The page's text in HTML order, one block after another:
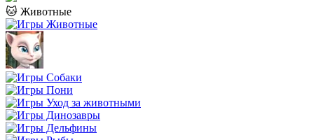
🐱 Животные